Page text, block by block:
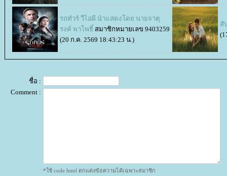
รถทัวร์ วีไอผี นำแสดงโดย นายจาตุ
รงค์ พาโพธิ์ สมาชิกหมายเลข 9403259
(20 ก.ค. 2569 18:43:23 น.)
สั
ชื่อ :
Comment :
*ใช้ code html ตกแต่งข้อความได้เฉพาะสมาชิก